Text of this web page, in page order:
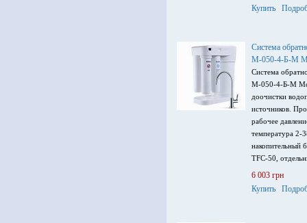
Купить
Система
М-050-4-Б-М
Система
М-050-4-Б-М
доочистки
источников.
рабочее
температура 2-
накопительный
TFC-50,
воды.
6 003 грн
Купить